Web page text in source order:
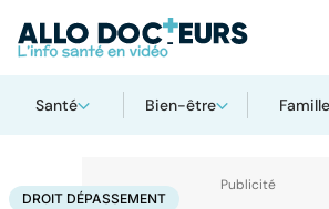
Santé Bien-être Famille
Accueil SantéDroit dépassement
DROIT DÉPASSEMENT